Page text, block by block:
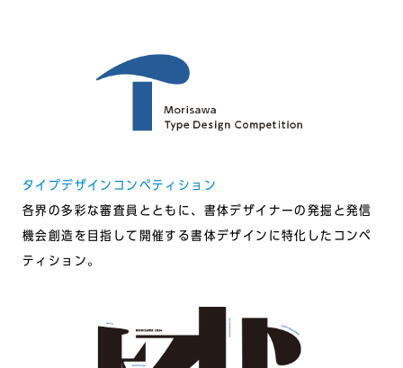
タイプデザインコンペティション
各界の多彩な審査員とともに、書体デザイナーの発掘と発信
機会創造を⽬指して開催する書体デザインに特化したコンペ
ティション。